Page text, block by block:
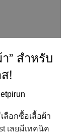
” สำหรับ
!
อกซื้อเสื้อผ้า
เลยมีเทคนิค